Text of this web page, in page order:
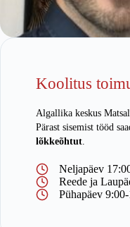
Koolitus
Algallika keskus
Pärast sisemist tööd
lõkkeõhtut
Neljapäev
Reede ja
Pühapäev